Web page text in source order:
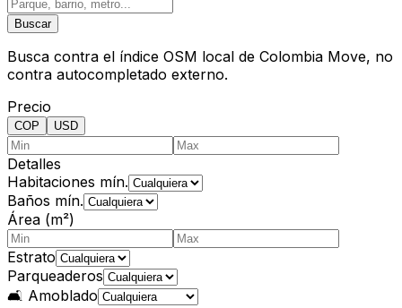
Buscar
Busca contra el índice OSM local de Colombia Move, no
contra autocompletado externo.
Precio
COP USD
Detalles
Habitaciones mín.
Baños mín.
Área (m²)
Estrato
Parqueaderos
🛋️ Amoblado